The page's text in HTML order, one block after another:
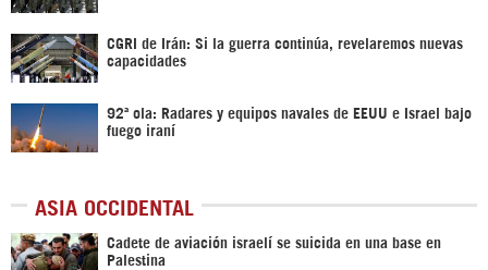
CGRI de Irán: Si la guerra continúa, revelaremos nuevas
capacidades
92ª ola: Radares y equipos navales de EEUU e Israel bajo
fuego iraní
ASIA OCCIDENTAL
Cadete de aviación israelí se suicida en una base en
Palestina